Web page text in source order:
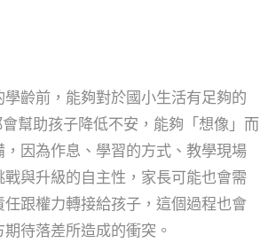
齡前，能夠對於國小生活有足夠的
幫助孩子降低不安，能夠「想像」而
因為作息、學習的方式、教學現場
與升級的自主性，家長可能也會需
跟權力轉接給孩子，這個過程也會
待落差所造成的衝突。